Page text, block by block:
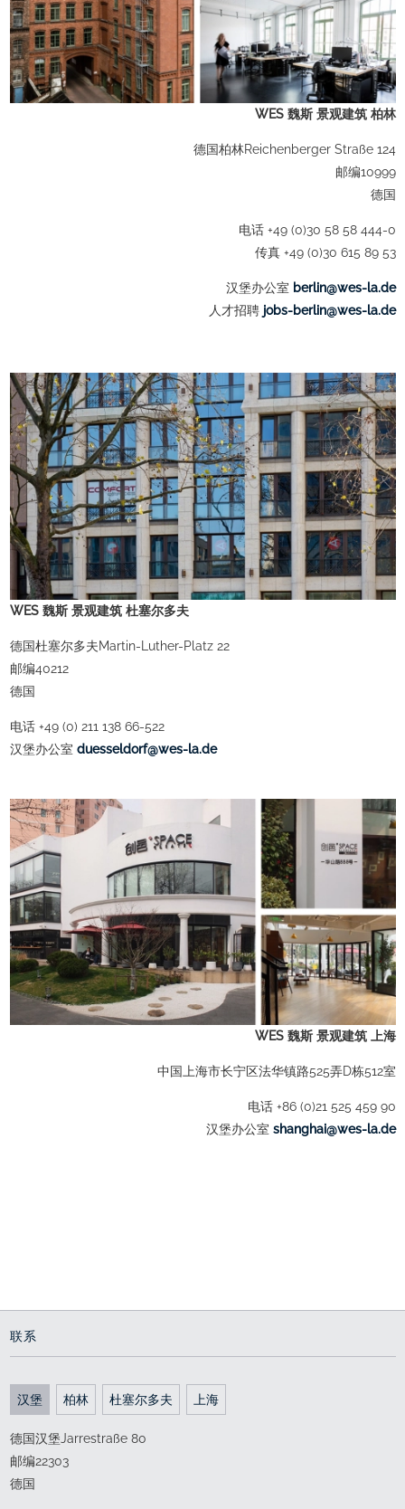
WES 魏斯 景观建筑 柏林
德国柏林Reichenberger Straße 124
邮编10999
德国
电话 +49 (0)30 58 58 444-0
传真 +49 (0)30 615 89 53
汉堡办公室 ed.al-sew@nilreb
人才招聘 ed.al-sew@nilreb-sboj
WES 魏斯 景观建筑 杜塞尔多夫
德国杜塞尔多夫Martin-Luther-Platz 22
邮编40212
德国
电话 +49 (0) 211 138 66-522
汉堡办公室 ed.al-sew@frodlesseud
WES 魏斯 景观建筑 上海
中国上海市长宁区法华镇路525弄D栋512室
电话 +86 (0)21 525 459 90
汉堡办公室 ed.al-sew@iahgnahs
联系
汉堡 柏林 杜塞尔多夫 上海
德国汉堡Jarrestraße 80
邮编22303
德国